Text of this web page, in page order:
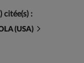
citée(s) :
(USA)